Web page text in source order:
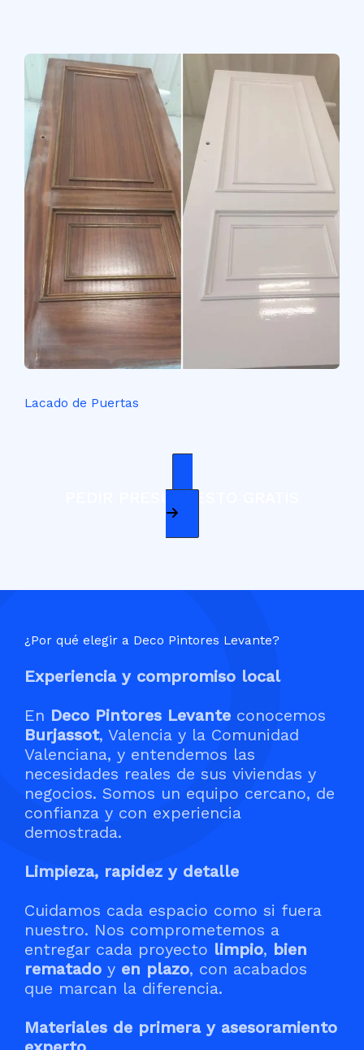
Lacado de Puertas
PEDIR PRESUPUESTO GRATIS
¿Por qué elegir a Deco Pintores Levante?
Experiencia y compromiso local
En Deco Pintores Levante conocemos
Burjassot, Valencia y la Comunidad
Valenciana, y entendemos las
necesidades reales de sus viviendas y
negocios. Somos un equipo cercano, de
confianza y con experiencia
demostrada.
Limpieza, rapidez y detalle
Cuidamos cada espacio como si fuera
nuestro. Nos comprometemos a
entregar cada proyecto limpio, bien
rematado y en plazo, con acabados
que marcan la diferencia.
Materiales de primera y asesoramiento